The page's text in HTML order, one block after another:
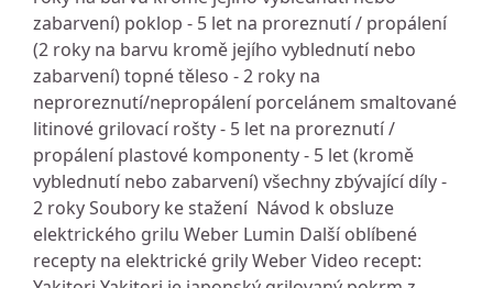
zabarvení) poklop - 5 let na proreznutí / propálení
(2 roky na barvu kromě jejího vyblednutí nebo
zabarvení) topné těleso - 2 roky na
neproreznutí/nepropálení porcelánem smaltované
litinové grilovací rošty - 5 let na proreznutí /
propálení plastové komponenty - 5 let (kromě
vyblednutí nebo zabarvení) všechny zbývající díly -
2 roky Soubory ke stažení Návod k obsluze
elektrického grilu Weber Lumin Další oblíbené
recepty na elektrické grily Weber Video recept: